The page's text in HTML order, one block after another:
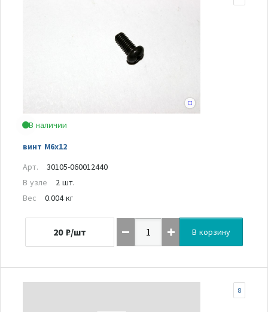
В наличии
винт М6х12
Арт.
30105-060012440
В узле
2 шт.
Вес
0.004 кг
20 ₽/шт В корзину
8